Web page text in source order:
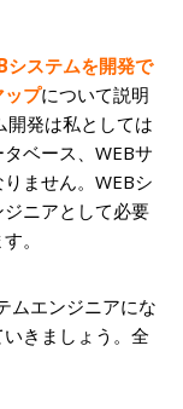
システムを開発で
ップについて説明
開発は私としては
ベース、WEBサ
ません。WEBシ
ニアとして必要
。
ムエンジニアにな
きましょう。全